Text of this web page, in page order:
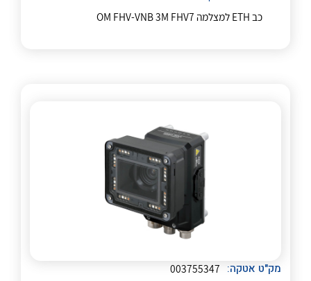
נקודות מכירה
הצוות שלנו
שאלות ותשובות
כב ETH למצלמה OM FHV-VNB 3M FHV7
מק"ט אטקה: 003755347